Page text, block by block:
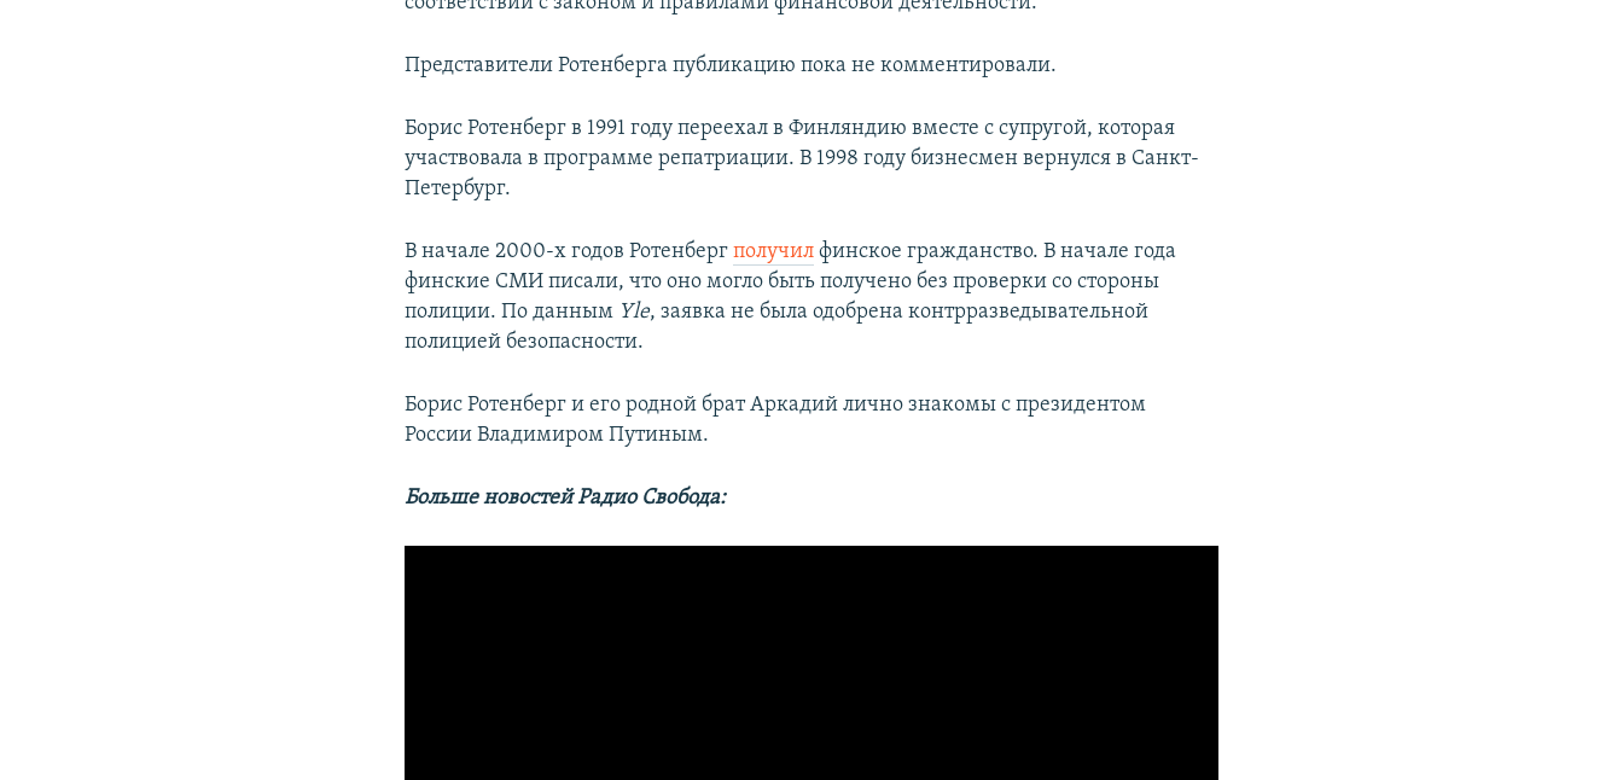
Представители Ротенберга публикацию пока не комментировали.
Борис Ротенберг в 1991 году переехал в Финляндию вместе с супругой, которая
участвовала в программе репатриации. В 1998 году бизнесмен вернулся в Санкт-
Петербург.
В начале 2000-х годов Ротенбергполучил финское гражданство. В начале года
финские СМИ писали, что оно могло быть получено без проверки со стороны
полиции. По данным Yle, заявка не была одобрена контрразведывательной
полицией безопасности.
Борис Ротенберг и его родной брат Аркадий лично знакомы с президентом
России Владимиром Путиным.
Больше новостей Радио Свобода: